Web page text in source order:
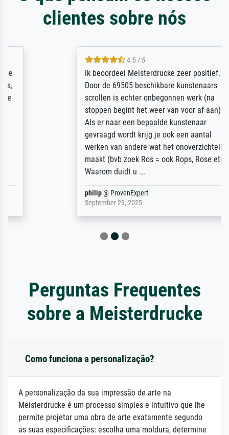
clientes sobre nós
4.5 / 5
ik beoordeel Meisterdrucke zeer positief.
Door de 69505 beschikbare kunstenaars
scrollen is echter onbegonnen werk (na
stoppen begint het weer van voor af aan).
Als er naar een bepaalde kunstenaar
gevraagd wordt krijg je ook een aantal
werken van andere wat het onoverzichtelijk
maakt (bvb zoek Ros = ook Rops, Rose etc).
Waarom duidt u ...
ProvenExpert
September 23, 2025
Perguntas Frequentes
sobre a Meisterdrucke
Como funciona a personalização?
A personalização da sua impressão de arte na
Meisterdrucke é um processo simples e intuitivo que lhe
permite projetar uma obra de arte exatamente segundo
as suas especificações: escolha uma moldura, determine